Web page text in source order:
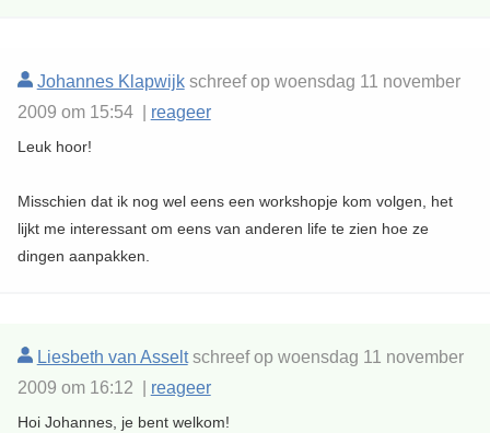
Johannes Klapwijkschreef op woensdag 11 november
2009 om 15:54 | reageer
Leuk hoor!
Misschien dat ik nog wel eens een workshopje kom volgen, het
lijkt me interessant om eens van anderen life te zien hoe ze
dingen aanpakken.
Liesbeth van Asseltschreef op woensdag 11 november
2009 om 16:12 | reageer
Hoi Johannes, je bent welkom!